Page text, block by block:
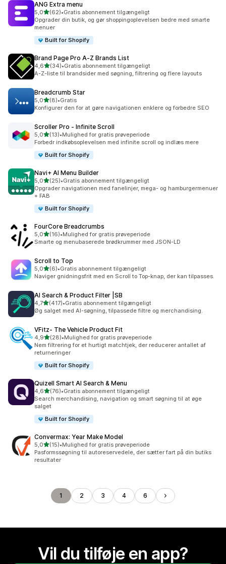
ANG Extra menu
5,0ud af 5 stjerner
(62)
62 anmeldelser i alt
•Gratis abonnement tilgængeligt
Opgrader din butik, og gør shoppingoplevelsen bedre med smarte
menuer
Built for Shopify
Brand Page Pro A‑Z Brands List
4,6ud af 5 stjerner
(34)
34 anmeldelser i alt
•Gratis abonnement tilgængeligt
A-Z-liste til brandsider med søgning, filtrering og flere layouts
Breadcrumb Star
5,0ud af 5 stjerner
(8)
8 anmeldelser i alt
•Gratis
Konfigurer den for at gøre navigationen enklere og forbedre SEO
Scroller Pro ‑ Infinite Scroll
5,0ud af 5 stjerner
(13)
13 anmeldelser i alt
•Mulighed for gratis prøveperiode
Forbedr indkøbsoplevelsen med infinite scroll og indlæs mere
Built for Shopify
Navi+ AI Menu Builder
5,0ud af 5 stjerner
(25)
25 anmeldelser i alt
•Gratis abonnement tilgængeligt
Opgrader navigationen med fanelinjer, mega- og hamburgermenuer
+ FAB
Built for Shopify
FourCore Breadcrumbs
5,0ud af 5 stjerner
(16)
16 anmeldelser i alt
•Mulighed for gratis prøveperiode
Smarte og menubaserede brødkrummer med JSON-LD
Scroll to Top
5,0ud af 5 stjerner
(6)
6 anmeldelser i alt
•Gratis abonnement tilgængeligt
Naviger gnidningsfrit med en Scroll to Top-knap, der kan tilpasses.
AI Search & Product Filter |SB
4,7ud af 5 stjerner
(417)
417 anmeldelser i alt
•Gratis abonnement tilgængeligt
Øg salget med AI-søgning, tilpassede filtre og merchandising.
VFitz‑ The Vehicle Product Fit
4,9ud af 5 stjerner
(28)
28 anmeldelser i alt
•Mulighed for gratis prøveperiode
Nem filtrering for et hurtigt matchtjek, der reducerer antallet af
returneringer
Built for Shopify
Quizell Smart AI Search & Menu
4,6ud af 5 stjerner
(76)
76 anmeldelser i alt
•Gratis abonnement tilgængeligt
Search merchandising, navigation og smart søgning til at øge
salget
Built for Shopify
Convermax: Year Make Model
5,0ud af 5 stjerner
(15)
15 anmeldelser i alt
•Mulighed for gratis prøveperiode
Pasformssøgning til autoreservedele, der sætter fart på din butiks
resultater
1 2 3 4 6
Vil du tilføje en app?